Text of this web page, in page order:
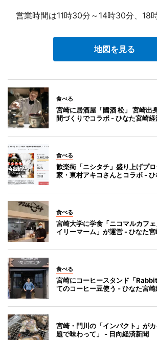
営業時間は11時30分～14時30分、18
地図を見る
食べる
宮崎に居酒屋「國酒 松」 宮崎出
間づくりでコラボ - ひなた宮崎経
食べる
歓楽街「ニシタチ」盛り上げプ
家・東村アキコさんとコラボ -
食べる
宮崎大学に学食「ニコマルカフ
イリーマーム」が運営 - ひなた
食べる
宮崎にコーヒースタンド「
てのコーヒー豆使う - ひなた宮崎
宮崎・門川の「インパクト」が
題で味わって」 - 日向経済新聞